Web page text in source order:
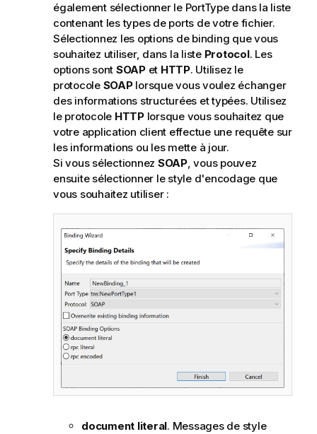
également sélectionner le PortType dans la liste
contenant les types de ports de votre fichier.
Sélectionnez les options de binding que vous
souhaitez utiliser, dans la liste Protocol. Les
options sont SOAPet HTTP. Utilisez le
protocole SOAPlorsque vous voulez échanger
des informations structurées et typées. Utilisez
le protocole HTTPlorsque vous souhaitez que
votre application client effectue une requête sur
les informations ou les mette à jour.
Si vous sélectionnez SOAP, vous pouvez
ensuite sélectionner le style d'encodage que
vous souhaitez utiliser :
document literal. Messages de style